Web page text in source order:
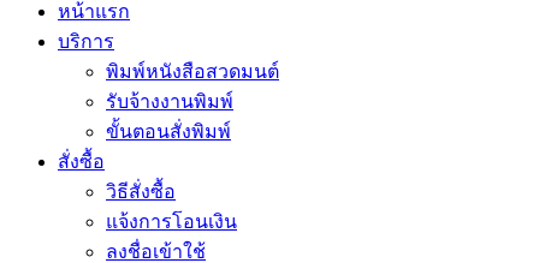
หน้าแรก
บริการ
พิมพ์หนังสือสวดมนต์
รับจ้างงานพิมพ์
ขั้นตอนสั่งพิมพ์
สั่งซื้อ
วิธีสั่งซื้อ
แจ้งการโอนเงิน
ลงชื่อเข้าใช้